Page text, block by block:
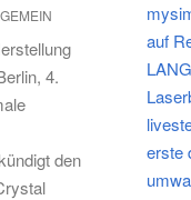
4.
den
auf
erste